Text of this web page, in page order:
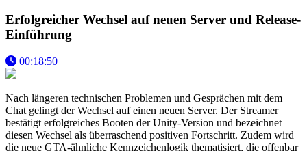
Erfolgreicher Wechsel auf neuen Server und Release-
Einführung
00:18:50
Nach längeren technischen Problemen und Gesprächen mit dem
Chat gelingt der Wechsel auf einen neuen Server. Der Streamer
bestätigt erfolgreiches Booten der Unity-Version und bezeichnet
diesen Wechsel als überraschend positiven Fortschritt. Zudem wird
die neue GTA-ähnliche Kennzeichenlogik thematisiert, die offenbar